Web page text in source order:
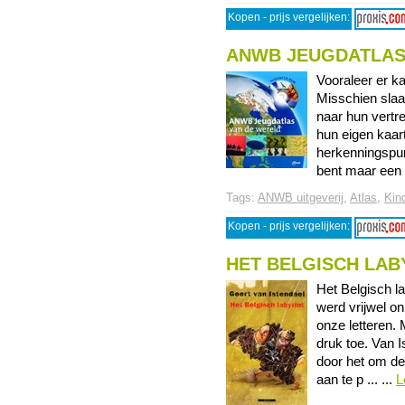
Kopen - prijs vergelijken:
ANWB
Vooraleer er
Misschien
naar hun
hun eigen
bent maar
Tags: ANWB uitgeverij, Atlas,
Kopen - prijs vergelijken:
HET BELGISCH
Het Belgisch
werd vrijwel
onze letteren.
druk toe. Van
door het om
aan te p ... ...